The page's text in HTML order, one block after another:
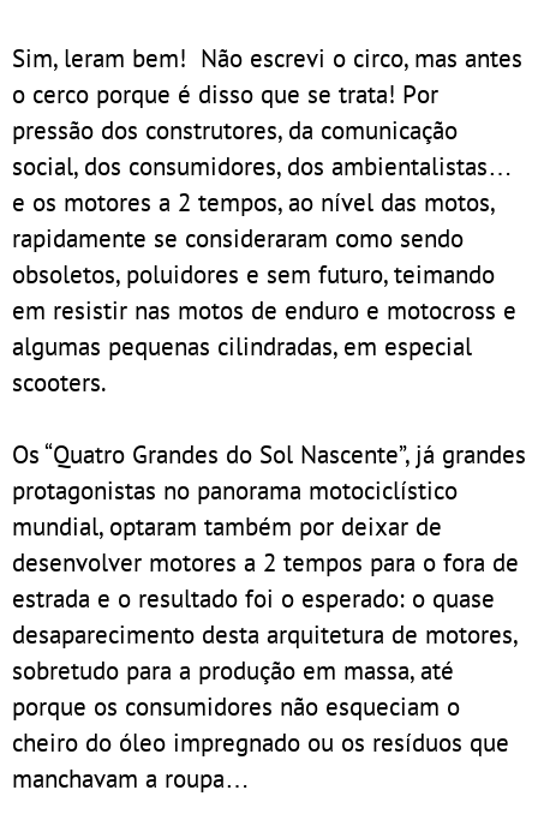
Sim, leram bem! Não escrevi o circo, mas antes
o cerco porque é disso que se trata! Por
pressão dos construtores, da comunicação
social, dos consumidores, dos ambientalistas…
e os motores a 2 tempos, ao nível das motos,
rapidamente se consideraram como sendo
obsoletos, poluidores e sem futuro, teimando
em resistir nas motos de enduro e motocross e
algumas pequenas cilindradas, em especial
scooters.
Os “Quatro Grandes do Sol Nascente”, já grandes
protagonistas no panorama motociclístico
mundial, optaram também por deixar de
desenvolver motores a 2 tempos para o fora de
estrada e o resultado foi o esperado: o quase
desaparecimento desta arquitetura de motores,
sobretudo para a produção em massa, até
porque os consumidores não esqueciam o
cheiro do óleo impregnado ou os resíduos que
manchavam a roupa…